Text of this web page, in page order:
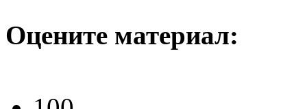
Оцените материал: